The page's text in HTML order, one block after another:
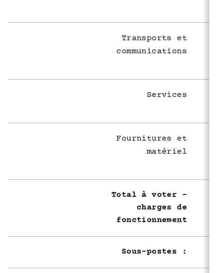
Transports et
communications
Services
Fournitures et
matériel
Total à voter -
charges de
fonctionnement
Sous-postes :